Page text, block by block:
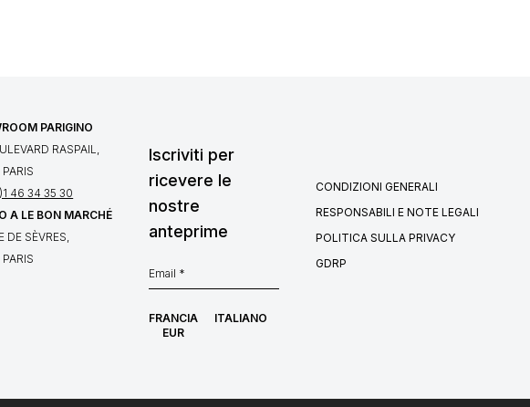
Iscriviti per
ricevere le
nostre
anteprime
CONDIZIONI GENERALI
RESPONSABILI E NOTE LEGALI
POLITICA SULLA PRIVACY
GDRP
PARIGINO
RASPAIL,
46 34 35 30
A LE BON MARCHÉ
DE SÈVRES,
FRANCIA
ITALIANO
EUR